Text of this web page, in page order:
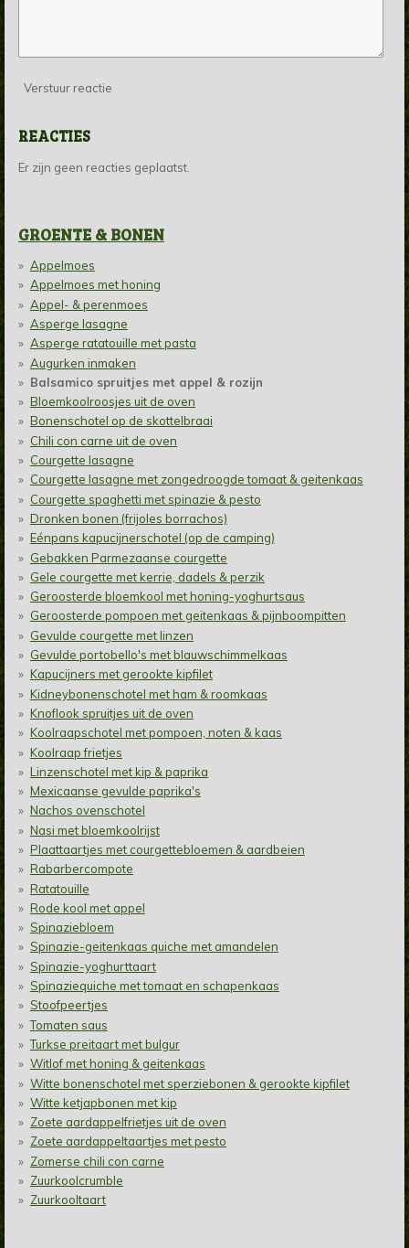
Verstuur reactie
REACTIES
Er zijn geen reacties geplaatst.
GROENTE & BONEN
Appelmoes
Appelmoes met honing
Appel- & perenmoes
Asperge lasagne
Asperge ratatouille met pasta
Augurken inmaken
Balsamico spruitjes met appel & rozijn
Bloemkoolroosjes uit de oven
Bonenschotel op de skottelbraai
Chili con carne uit de oven
Courgette lasagne
Courgette lasagne met zongedroogde tomaat & geitenkaas
Courgette spaghetti met spinazie & pesto
Dronken bonen (frijoles borrachos)
Eénpans kapucijnerschotel (op de camping)
Gebakken Parmezaanse courgette
Gele courgette met kerrie, dadels & perzik
Geroosterde bloemkool met honing-yoghurtsaus
Geroosterde pompoen met geitenkaas & pijnboompitten
Gevulde courgette met linzen
Gevulde portobello's met blauwschimmelkaas
Kapucijners met gerookte kipfilet
Kidneybonenschotel met ham & roomkaas
Knoflook spruitjes uit de oven
Koolraapschotel met pompoen, noten & kaas
Koolraap frietjes
Linzenschotel met kip & paprika
Mexicaanse gevulde paprika's
Nachos ovenschotel
Nasi met bloemkoolrijst
Plaattaartjes met courgettebloemen & aardbeien
Rabarbercompote
Ratatouille
Rode kool met appel
Spinaziebloem
Spinazie-geitenkaas quiche met amandelen
Spinazie-yoghurttaart
Spinaziequiche met tomaat en schapenkaas
Stoofpeertjes
Tomaten saus
Turkse preitaart met bulgur
Witlof met honing & geitenkaas
Witte bonenschotel met sperziebonen & gerookte kipfilet
Witte ketjapbonen met kip
Zoete aardappelfrietjes uit de oven
Zoete aardappeltaartjes met pesto
Zomerse chili con carne
Zuurkoolcrumble
Zuurkooltaart